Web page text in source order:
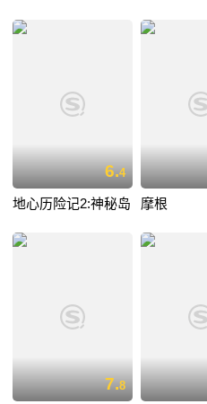
6.4
地心历险记2:神秘岛 摩根
7.8